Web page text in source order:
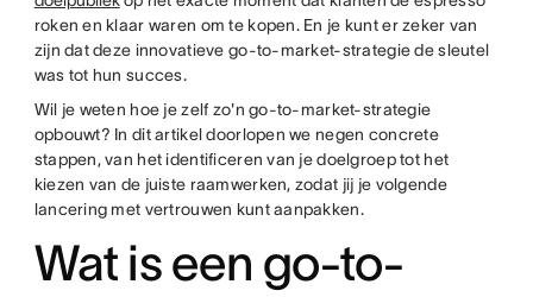
roken en klaar waren om te kopen. En je kunt er zeker van
zijn dat deze innovatieve go-to-market-strategie de sleutel
was tot hun succes.
Wil je weten hoe je zelf zo'n go-to-market-strategie
opbouwt? In dit artikel doorlopen we negen concrete
stappen, van het identificeren van je doelgroep tot het
kiezen van de juiste raamwerken, zodat jij je volgende
lancering met vertrouwen kunt aanpakken.
Wat is een go-to-